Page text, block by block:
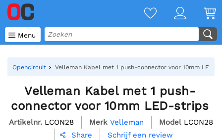
 Menu
Opencircuit Velleman Kabel met 1 push-connector voor 10mm LED-
Velleman Kabel met 1 push-
connector voor 10mm LED-strips
Artikelnr. LCON28 Merk Velleman Model LCON28
 Share Schrijf een review